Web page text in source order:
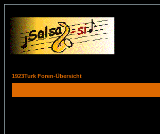
1923Turk Foren-Übersicht